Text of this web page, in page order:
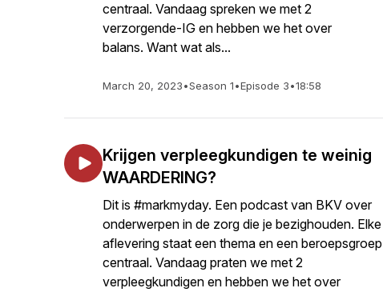
centraal. Vandaag spreken we met 2
verzorgende-IG en hebben we het over
balans. Want wat als...
March 20, 2023•Season 1•Episode 3•18:58
Krijgen verpleegkundigen te weinig
WAARDERING?
Dit is #markmyday. Een podcast van BKV over
onderwerpen in de zorg die je bezighouden. Elke
aflevering staat een thema en een beroepsgroep
centraal. Vandaag praten we met 2
verpleegkundigen en hebben we het over